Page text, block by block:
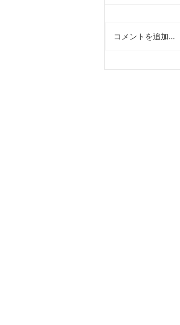
コメントを追加…